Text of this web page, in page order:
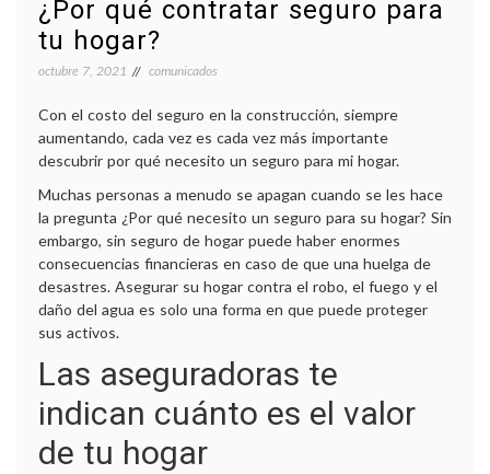
¿Por qué contratar seguro para
tu hogar?
octubre 7, 2021 comunicados
Con el costo del seguro en la construcción, siempre
aumentando, cada vez es cada vez más importante
descubrir por qué necesito un seguro para mi hogar.
Muchas personas a menudo se apagan cuando se les hace
la pregunta ¿Por qué necesito un seguro para su hogar? Sin
embargo, sin seguro de hogar puede haber enormes
consecuencias financieras en caso de que una huelga de
desastres. Asegurar su hogar contra el robo, el fuego y el
daño del agua es solo una forma en que puede proteger
sus activos.
Las aseguradoras te
indican cuánto es el valor
de tu hogar